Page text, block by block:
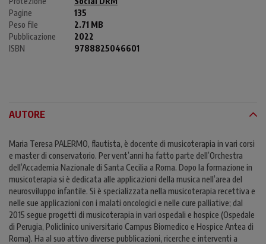
Pagine
135
Peso file
2.71 MB
Pubblicazione
2022
ISBN
9788825046601
AUTORE
Maria Teresa PALERMO, flautista, è docente di musicoterapia in vari corsi
e master di conservatorio. Per vent’anni ha fatto parte dell’Orchestra
dell’Accademia Nazionale di Santa Cecilia a Roma. Dopo la formazione in
musicoterapia si è dedicata alle applicazioni della musica nell’area del
neurosviluppo infantile. Si è specializzata nella musicoterapia recettiva e
nelle sue applicazioni con i malati oncologici e nelle cure palliative; dal
2015 segue progetti di musicoterapia in vari ospedali e hospice (Ospedale
di Perugia, Policlinico universitario Campus Biomedico e Hospice Antea di
Roma). Ha al suo attivo diverse pubblicazioni, ricerche e interventi a